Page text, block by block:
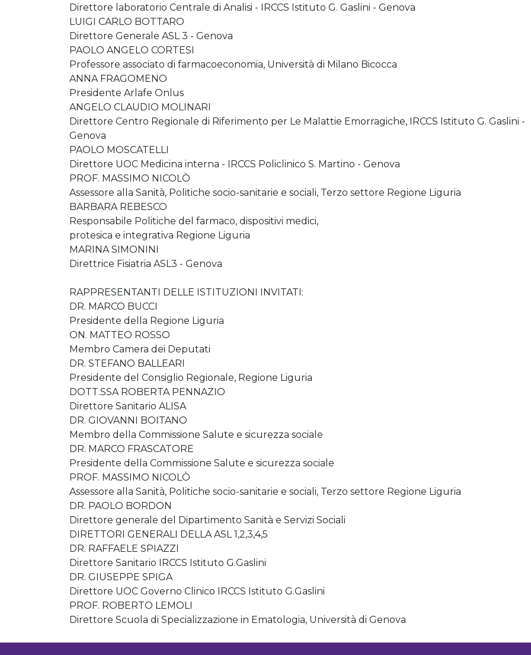
Direttore laboratorio Centrale di Analisi - IRCCS Istituto G. Gaslini - Genova
LUIGI CARLO BOTTARO
Direttore Generale ASL 3 - Genova
PAOLO ANGELO CORTESI
Professore associato di farmacoeconomia, Università di Milano Bicocca
ANNA FRAGOMENO
Presidente Arlafe Onlus
ANGELO CLAUDIO MOLINARI
Direttore Centro Regionale di Riferimento per Le Malattie Emorragiche, IRCCS Istituto G. Gaslini -
Genova
PAOLO MOSCATELLI
Direttore UOC Medicina interna - IRCCS Policlinico S. Martino - Genova
PROF. MASSIMO NICOLÒ
Assessore alla Sanità, Politiche socio-sanitarie e sociali, Terzo settore Regione Liguria
BARBARA REBESCO
Responsabile Politiche del farmaco, dispositivi medici,
protesica e integrativa Regione Liguria
MARINA SIMONINI
Direttrice Fisiatria ASL3 - Genova
RAPPRESENTANTI DELLE ISTITUZIONI INVITATI:
DR. MARCO BUCCI
Presidente della Regione Liguria
ON. MATTEO ROSSO
Membro Camera dei Deputati
DR. STEFANO BALLEARI
Presidente del Consiglio Regionale, Regione Liguria
DOTT.SSA ROBERTA PENNAZIO
Direttore Sanitario ALISA
DR. GIOVANNI BOITANO
Membro della Commissione Salute e sicurezza sociale
DR. MARCO FRASCATORE
Presidente della Commissione Salute e sicurezza sociale
PROF. MASSIMO NICOLÒ
Assessore alla Sanità, Politiche socio-sanitarie e sociali, Terzo settore Regione Liguria
DR. PAOLO BORDON
Direttore generale del Dipartimento Sanità e Servizi Sociali
DIRETTORI GENERALI DELLA ASL 1,2,3,4,5
DR. RAFFAELE SPIAZZI
Direttore Sanitario IRCCS Istituto G.Gaslini
DR. GIUSEPPE SPIGA
Direttore UOC Governo Clinico IRCCS Istituto G.Gaslini
PROF. ROBERTO LEMOLI
Direttore Scuola di Specializzazione in Ematologia, Università di Genova